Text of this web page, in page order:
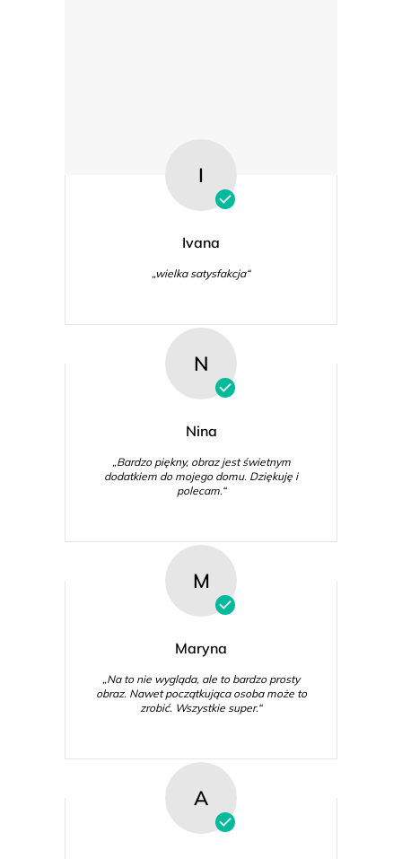
I
Ivana
„wielka satysfakcja“
N
Nina
„Bardzo piękny, obraz jest świetnym
dodatkiem do mojego domu. Dziękuję i
polecam.“
M
Maryna
„Na to nie wygląda, ale to bardzo prosty
obraz. Nawet początkująca osoba może to
zrobić. Wszystkie super.“
A